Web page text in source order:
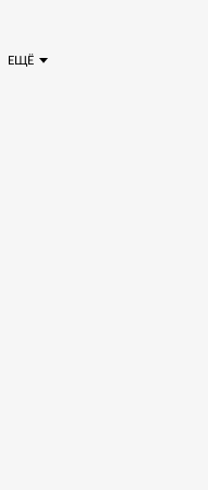
ЕЩЁ